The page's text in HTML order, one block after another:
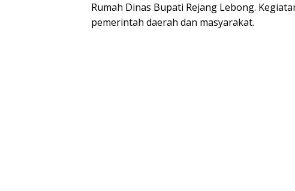
Rumah Dinas Bupati Rejang Lebong.
pemerintah daerah dan masyarakat.